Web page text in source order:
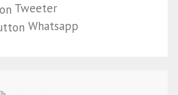
Tweeter
Whatsapp